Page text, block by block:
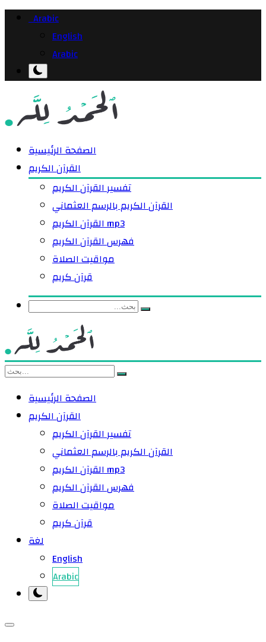
Arabic
English
Arabic
الصفحة الرئيسية
القرآن الكريم
تفسير القرآن الكريم
القرآن الكريم بالرسم العثماني
القرآن الكريم mp3
فهرس القرآن الكريم
مواقيت الصلاة
قرآن كريم
الصفحة الرئيسية
القرآن الكريم
تفسير القرآن الكريم
القرآن الكريم بالرسم العثماني
القرآن الكريم mp3
فهرس القرآن الكريم
مواقيت الصلاة
قرآن كريم
لغة
English
Arabic